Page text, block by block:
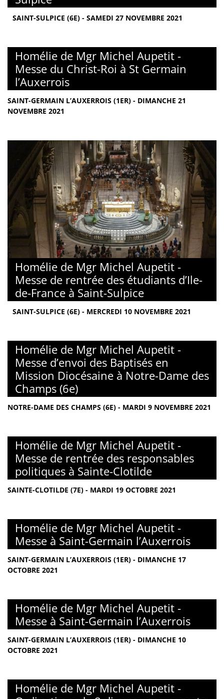
SAINT-SULPICE (6E) - SAMEDI 27 NOVEMBRE 2021
Homélie de Mgr Michel Aupetit -
Messe du Christ-Roi à St Germain
l’Auxerrois
SAINT-GERMAIN L’AUXERROIS (1ER) - DIMANCHE 21
NOVEMBRE 2021
Homélie de Mgr Michel Aupetit -
Messe de rentrée des étudiants d’Ile-
de-France à Saint-Sulpice
SAINT-SULPICE (6E) - MERCREDI 10 NOVEMBRE 2021
Homélie de Mgr Michel Aupetit -
Messe d’envoi des Baptisés en
Mission Diocésaine à Notre-Dame des
Champs (6e)
NOTRE-DAME DES CHAMPS (6E) - MARDI 9 NOVEMBRE 2021
Homélie de Mgr Michel Aupetit -
Messe de rentrée des responsables
politiques à Sainte-Clotilde
SAINTE-CLOTILDE (7E) - MARDI 19 OCTOBRE 2021
Homélie de Mgr Michel Aupetit -
Messe à Saint-Germain l’Auxerrois
SAINT-GERMAIN L’AUXERROIS (1ER) - DIMANCHE 17
OCTOBRE 2021
Homélie de Mgr Michel Aupetit -
Messe à Saint-Germain l’Auxerrois
SAINT-GERMAIN L’AUXERROIS (1ER) - DIMANCHE 10
OCTOBRE 2021
Homélie de Mgr Michel Aupetit -